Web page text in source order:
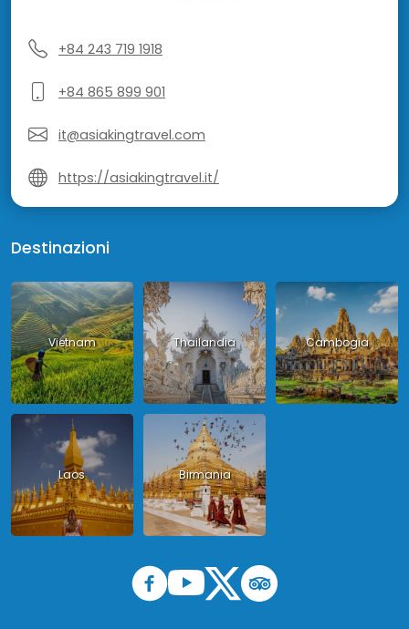
+84 243 719 1918
+84 865 899 901
it@asiakingtravel.com
https://asiakingtravel.it/
Destinazioni
Vietnam Thailandia Cambogia
Laos Birmania